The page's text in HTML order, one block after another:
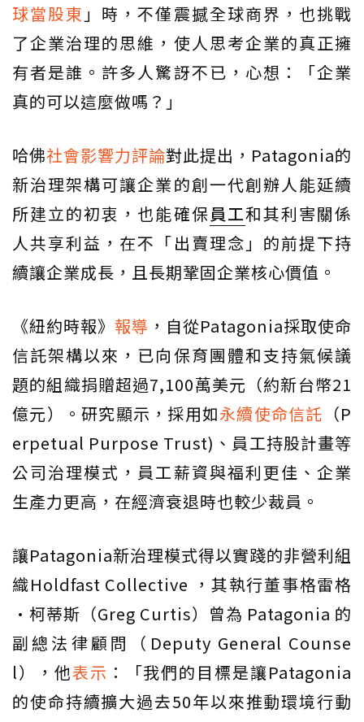
球當股東 」時，不僅震撼全球商界，也挑戰
了企業治理的思維，使人思考企業的真正擁
有者是誰。許多人驚訝不已，心想：「企業
真的可以這麼做嗎？」
哈佛社會影響力評論對此提出，Patagonia的
新治理架構可讓企業的創一代創辦人能延續
所建立的初衷，也能確保員工和其利害關係
人共享利益，在不「出賣理念」的前提下持
續讓企業成長，且長期鞏固企業核心價值。
《紐約時報》 報導 ，自從Patagonia採取使命
信託架構以來，已向保育團體和支持氣候議
題的組織捐贈超過7,100萬美元（約新台幣21
億元）。研究顯示，採用如永續使命信託 （P
erpetual Purpose Trust)、員工持股計畫等
公司治理模式，員工薪資與福利更佳、企業
生產力更高，在經濟衰退時也較少裁員。
讓Patagonia新治理模式得以實踐的非營利組
織Holdfast Collective ，其執行董事格雷格
·柯蒂斯（Greg Curtis）曾為 Patagonia 的
副總法律顧問（Deputy General Counse
l），他表示 ：「我們的目標是讓Patagonia
的使命持續擴大過去50年以來推動環境行動